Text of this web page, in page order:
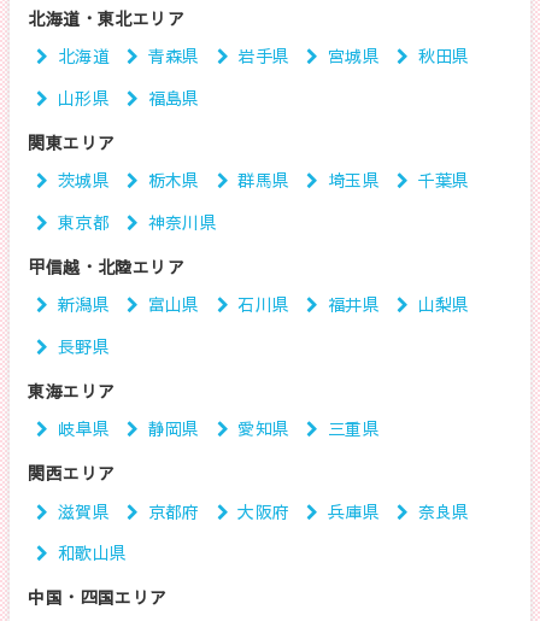
北海道・東北エリア
北海道
青森県 岩手県 宮城県
秋田県
山形県
福島県
関東エリア
茨城県
栃木県 群馬県 埼玉県
千葉県
東京都
神奈川県
甲信越・北陸エリア
新潟県
富山県 石川県 福井県
山梨県
長野県
東海エリア
岐阜県
静岡県 愛知県
三重県
関西エリア
滋賀県
京都府 大阪府 兵庫県
奈良県
和歌山県
中国・四国エリア